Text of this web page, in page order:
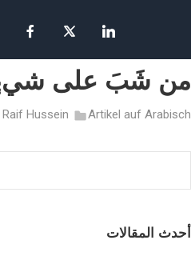
من شَبَ على شيءٍ
Raif Hussein Artikel auf Arabisch
أحدث المقالات